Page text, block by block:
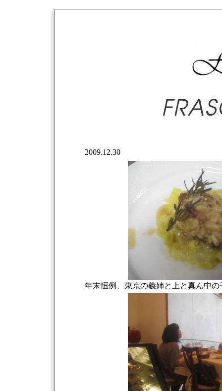
2009.12.30
年末恒例、東京の義姉と上と真ん中